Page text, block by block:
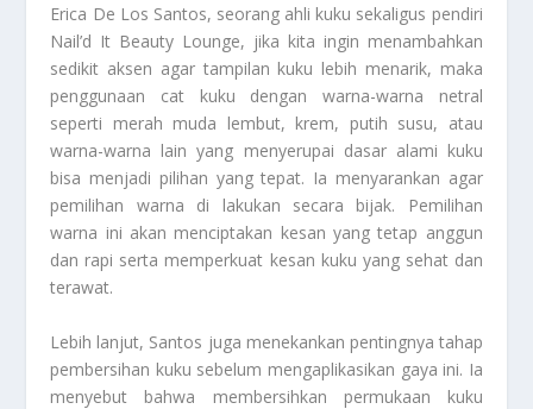
Erica De Los Santos, seorang ahli kuku sekaligus pendiri
Nail’d It Beauty Lounge, jika kita ingin menambahkan
sedikit aksen agar tampilan kuku lebih menarik, maka
penggunaan cat kuku dengan warna-warna netral
seperti merah muda lembut, krem, putih susu, atau
warna-warna lain yang menyerupai dasar alami kuku
bisa menjadi pilihan yang tepat. Ia menyarankan agar
pemilihan warna di lakukan secara bijak. Pemilihan
warna ini akan menciptakan kesan yang tetap anggun
dan rapi serta memperkuat kesan kuku yang sehat dan
terawat.
Lebih lanjut, Santos juga menekankan pentingnya tahap
pembersihan kuku sebelum mengaplikasikan gaya ini. Ia
menyebut bahwa membersihkan permukaan kuku